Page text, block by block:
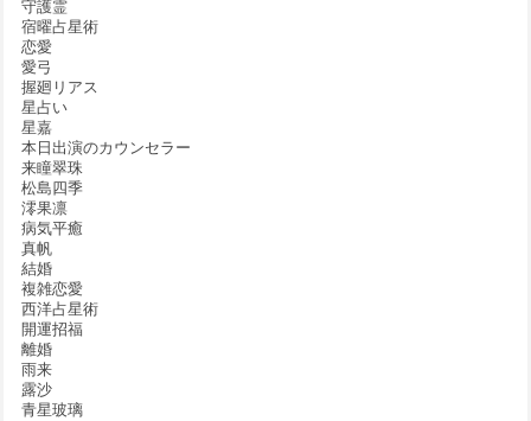
守護霊
宿曜占星術
恋愛
愛弓
握廻リアス
星占い
星嘉
本日出演のカウンセラー
来瞳翠珠
松島四季
澪果凛
病気平癒
真帆
結婚
複雑恋愛
西洋占星術
開運招福
離婚
雨来
露沙
青星玻璃